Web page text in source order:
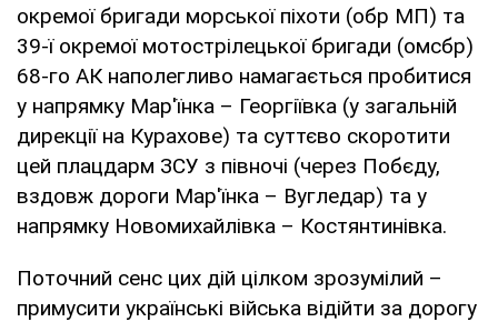
окремої бригади морської піхоти (обр МП) та
39-ї окремої мотострілецької бригади (омсбр)
68-го АК наполегливо намагається пробитися
у напрямку Мар'їнка – Георгіївка (у загальній
дирекції на Курахове) та суттєво скоротити
цей плацдарм ЗСУ з півночі (через Побєду,
вздовж дороги Мар'їнка – Вугледар) та у
напрямку Новомихайлівка – Костянтинівка.
Поточний сенс цих дій цілком зрозумілий –
примусити українські війська відійти за дорогу